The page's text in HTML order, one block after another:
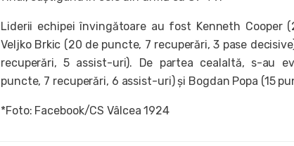
Liderii echipei învingătoare au fost Kenneth Cooper
Veljko Brkic (20 de puncte, 7 recuperări, 3 pase
recuperări, 5 assist-uri). De partea cealaltă, s-au
puncte, 7 recuperări, 6 assist-uri) și Bogdan Popa (15
*Foto: Facebook/CS Vâlcea 1924